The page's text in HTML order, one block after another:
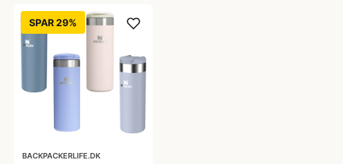
SPAR 29%
BACKPACKERLIFE.DK